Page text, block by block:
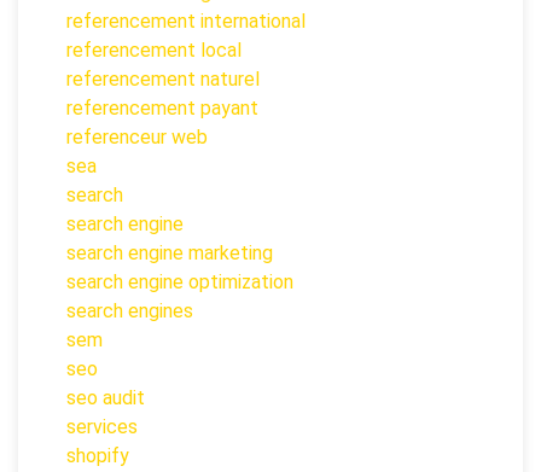
referencement international
referencement local
referencement naturel
referencement payant
referenceur web
sea
search
search engine
search engine marketing
search engine optimization
search engines
sem
seo
seo audit
services
shopify